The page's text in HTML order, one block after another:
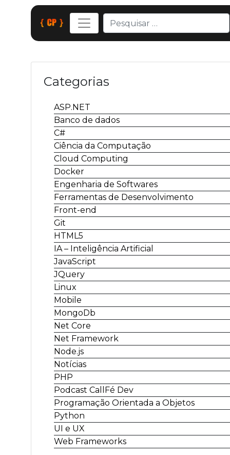
Categorias
ASP.NET
Banco de dados
C#
Ciência da Computação
Cloud Computing
Docker
Engenharia de Softwares
Ferramentas de Desenvolvimento
Front-end
Git
HTML5
IA – Inteligência Artificial
JavaScript
JQuery
Linux
Mobile
MongoDb
Net Core
Net Framework
Node.js
Notícias
PHP
Podcast CallFé Dev
Programação Orientada a Objetos
Python
UI e UX
Web Frameworks